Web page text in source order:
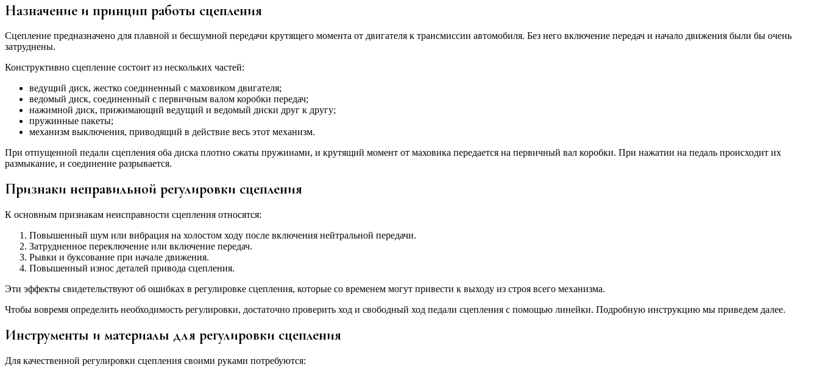
Назначение и принцип работы сцепления
Сцепление предназначено для плавной и бесшумной передачи крутящего момента от двигателя к трансмиссии автомобиля. Без него включение передач и начало движения были бы очень
затруднены.
Конструктивно сцепление состоит из нескольких частей:
ведущий диск, жестко соединенный с маховиком двигателя;
ведомый диск, соединенный с первичным валом коробки передач;
нажимной диск, прижимающий ведущий и ведомый диски друг к другу;
пружинные пакеты;
механизм выключения, приводящий в действие весь этот механизм.
При отпущенной педали сцепления оба диска плотно сжаты пружинами, и крутящий момент от маховика передается на первичный вал коробки. При нажатии на педаль происходит их
размыкание, и соединение разрывается.
Признаки неправильной регулировки сцепления
К основным признакам неисправности сцепления относятся:
Повышенный шум или вибрация на холостом ходу после включения нейтральной передачи.
Затрудненное переключение или включение передач.
Рывки и буксование при начале движения.
Повышенный износ деталей привода сцепления.
Эти эффекты свидетельствуют об ошибках в регулировке сцепления, которые со временем могут привести к выходу из строя всего механизма.
Чтобы вовремя определить необходимость регулировки, достаточно проверить ход и свободный ход педали сцепления с помощью линейки. Подробную инструкцию мы приведем далее.
Инструменты и материалы для регулировки сцепления
Для качественной регулировки сцепления своими руками потребуются: